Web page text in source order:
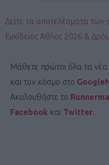
Δείτε τα αποτελέσματα
Ευχίδειος Άθλος 2026 &
Μάθετε πρώτοι όλα τα νέα
και τον κόσμο στο
Ακολουθήστε το
Facebook και Twitter.